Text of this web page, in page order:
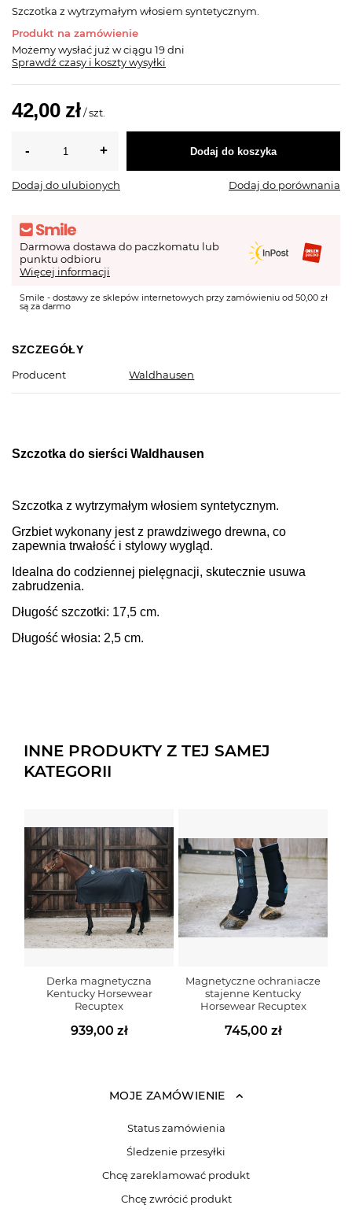
Szczotka z wytrzymałym włosiem syntetycznym.
Produkt na zamówienie
Możemy wysłać już w ciągu 19 dni
Sprawdź czasy i koszty wysyłki
42,00 zł /szt.
Dodaj do koszyka
Dodaj do ulubionych Dodaj do porównania
Darmowa dostawa do paczkomatu lub
punktu odbioru
Więcej informacji
Smile - dostawy ze sklepów internetowych przy zamówieniu od 50,00 zł
są za darmo
SZCZEGÓŁY
Producent
Waldhausen
Szczotka do sierści Waldhausen
Szczotka z wytrzymałym włosiem syntetycznym.
Grzbiet wykonany jest z prawdziwego drewna, co
zapewnia trwałość i stylowy wygląd.
Idealna do codziennej pielęgnacji, skutecznie usuwa
zabrudzenia.
Długość szczotki: 17,5 cm.
Długość włosia: 2,5 cm.
INNE PRODUKTY Z TEJ SAMEJ
KATEGORII
Derka magnetyczna
Kentucky Horsewear
Recuptex
939,00 zł
Magnetyczne ochraniacze
stajenne Kentucky
Horsewear Recuptex
745,00 zł
MOJE ZAMÓWIENIE
Status zamówienia
Śledzenie przesyłki
Chcę zareklamować produkt
Chcę zwrócić produkt